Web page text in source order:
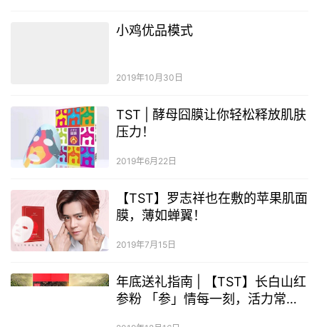
小鸡优品模式
2019年10月30日
TST | 酵母囧膜让你轻松释放肌肤
压力！
2019年6月22日
【TST】罗志祥也在敷的苹果肌面
膜，薄如蝉翼！
2019年7月15日
年底送礼指南 | 【TST】长白山红
参粉 「参」情每一刻，活力常相